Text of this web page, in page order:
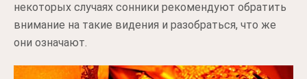
некоторых случаях сонники рекомендуют обратить
внимание на такие видения и разобраться, что же
они означают.